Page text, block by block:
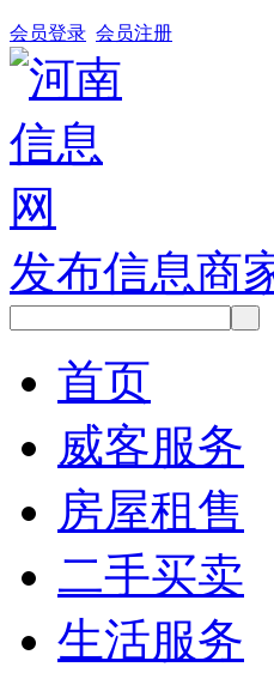
会员登录 会员注册
发布信息商
首页
威客服务
房屋租售
二手买卖
生活服务